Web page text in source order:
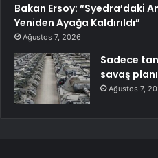
Bakan Ersoy: “Syedra’daki
Yeniden Ayağa Kaldırıldı”
Ağustos 7, 2026
Sadece
savaş
Ağustos 7,